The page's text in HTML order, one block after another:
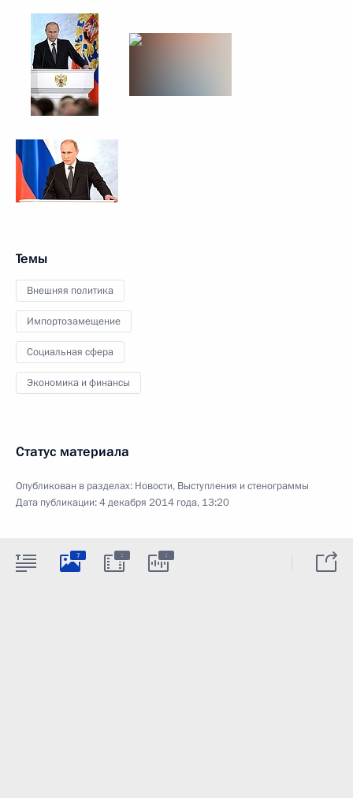
Темы
Внешняя политика
Импортозамещение
Социальная сфера
Экономика и финансы
Статус материала
Опубликован в разделах: Новости, Выступления и стенограммы
Дата публикации:4 декабря 2014 года, 13:20
7 : :